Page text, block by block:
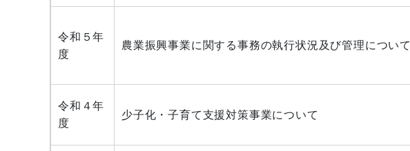
令和５年
度
農業振興事業に関する事務の執行状況及び管理について
令和４年
度
少子化・子育て支援対策事業について